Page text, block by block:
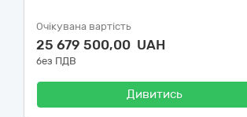
Очікувана вартість
25 679 500,00 UAH
без ПДВ
Дивитись